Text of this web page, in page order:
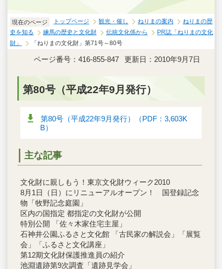
現在のページ トップページ 観光・催し ねりまの案内
ねりまの歴
史を知る
練馬の歴史と文化財 伝統文化係から
PR誌「ねりまの文化
財」
「ねりまの文化財」第71号～80号
ページ番号：416-855-847 更新日：2010年9月7日
第80号（平成22年9月発行）
第80号（平成22年9月発行）（PDF：3,603K
B）
主な記事
文化財に親しもう！東京文化財ウィーク2010
8月1日（日）にリニューアルオープン！ 国登録記念
物「牧野記念庭園」
区内の国指定 都指定の文化財が公開
特別公開 「佐々木家住宅主屋」
石神井公園ふるさと文化館 「古民家の解説会」「展覧
会」「ふるさと文化講座」
第12期文化財保護推進員の紹介
池淵遺跡第9次調査「遺跡見学会」